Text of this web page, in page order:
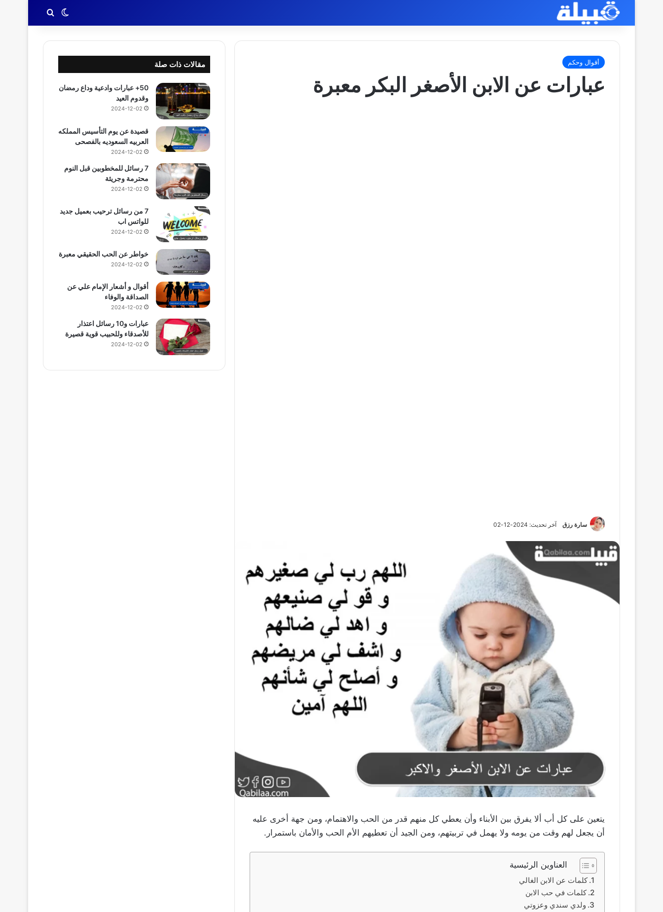
الوضع المظلم
بحث عن
أقوال وحكم
عبارات عن الابن الأصغر البكر معبرة
سارة رزق آخر تحديث: 2024-12-02
يتعين على كل أب ألا يفرق بين الأبناء وأن يعطي كل منهم قدر من الحب والاهتمام، ومن جهة أخرى عليه
أن يجعل لهم وقت من يومه ولا يهمل في تربيتهم، ومن الجيد أن تعطيهم الأم الحب والأمان باستمرار.
العناوين الرئيسية
كلمات عن الابن الغالي
كلمات في حب الابن
ولدي سندي وعزوتي
مقالات ذات صلة
50+ عبارات وادعية وداع رمضان
وقدوم العيد
2024-12-02
قصيدة عن يوم التأسيس المملكه
العربيه السعوديه بالفصحى
2024-12-02
7 رسائل للمخطوبين قبل النوم
محترمة وجريئة
2024-12-02
7 من رسائل ترحيب بعميل جديد
للواتس اب
2024-12-02
خواطر عن الحب الحقيقي معبرة
2024-12-02
أقوال و أشعار الإمام علي عن
الصداقة والوفاء
2024-12-02
عبارات و10 رسائل اعتذار
للأصدقاء وللحبيب قوية قصيرة
2024-12-02